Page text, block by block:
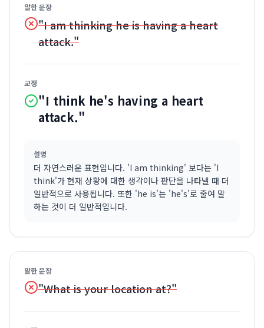
말한 문장
"I am thinking he is having a heart
attack."
교정
"I think he's having a heart
attack."
설명
더 자연스러운 표현입니다. 'I am thinking' 보다는 'I
think'가 현재 상황에 대한 생각이나 판단을 나타낼 때 더
일반적으로 사용됩니다. 또한 'he is'는 'he's'로 줄여 말
하는 것이 더 일반적입니다.
말한 문장
"What is your location at?"